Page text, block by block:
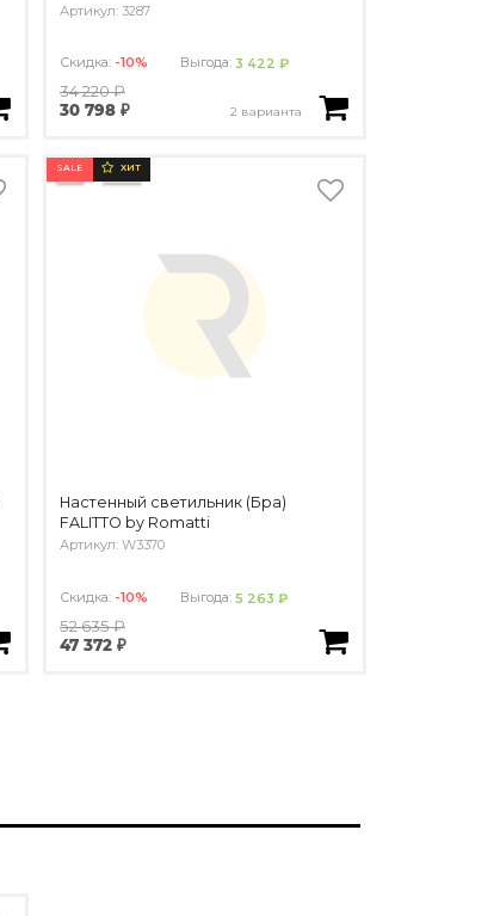
Артикул: 3287
Скидка: -10% Выгода: 3 422 ₽
34 220 ₽
30 798 ₽
2 варианта
SALE ХИТ
Настенный светильник (Бра)
FALITTO by Romatti
Артикул: W3370
Скидка: -10% Выгода:5 263 ₽
52 635 ₽
47 372 ₽